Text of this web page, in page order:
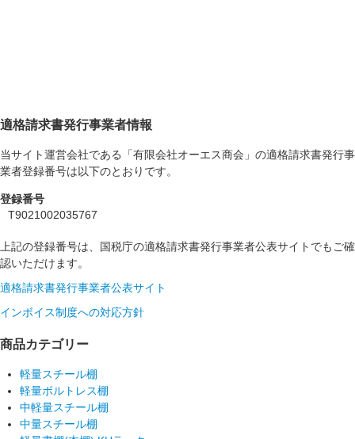
適格請求書発行事業者情報
当サイト運営会社である「有限会社オーエス商会」の適格請求書発行事
業者登録番号は以下のとおりです。
登録番号
T9021002035767
上記の登録番号は、国税庁の適格請求書発行事業者公表サイトでもご確
認いただけます。
適格請求書発行事業者公表サイト
インボイス制度への対応方針
商品カテゴリー
軽量スチール棚
軽量ボルトレス棚
中軽量スチール棚
中量スチール棚